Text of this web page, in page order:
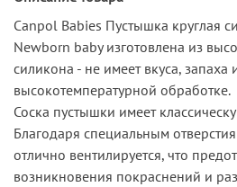
Canpol Babies Пустышка круглая
Newborn baby изготовлена из
силикона - не имеет вкуса, запаха
высокотемпературной обработке.
Соска пустышки имеет
Благодаря специальным
отлично вентилируется, что
возникновения покраснений и